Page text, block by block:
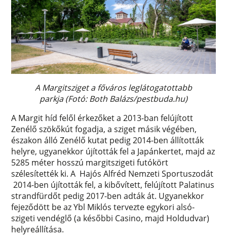
A Margitsziget a főváros leglátogatottabb
parkja (Fotó: Both Balázs/pestbuda.hu)
A Margit híd felől érkezőket a 2013-ban felújított
Zenélő szökőkút fogadja, a sziget másik végében,
északon álló Zenélő kutat pedig 2014-ben állították
helyre, ugyanekkor újították fel a Japánkertet, majd az
5285 méter hosszú margitszigeti futókört
szélesítették ki. A Hajós Alfréd Nemzeti Sportuszodát
2014-ben újították fel, a kibővített, felújított Palatinus
strandfürdőt pedig 2017-ben adták át. Ugyanekkor
fejeződött be az Ybl Miklós tervezte egykori alsó-
szigeti vendéglő (a későbbi Casino, majd Holdudvar)
helyreállítása.